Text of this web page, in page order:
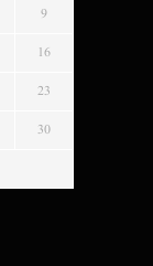
9
16
23
30